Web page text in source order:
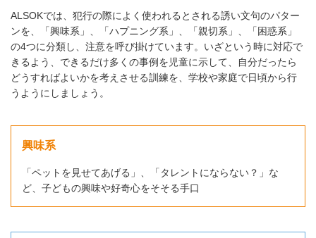
ALSOKでは、犯行の際によく使われるとされる誘い文句のパター
ンを、「興味系」、「ハプニング系」、「親切系」、「困惑系」
の4つに分類し、注意を呼び掛けています。いざという時に対応で
きるよう、できるだけ多くの事例を児童に示して、自分だったら
どうすればよいかを考えさせる訓練を、学校や家庭で日頃から行
うようにしましょう。
興味系
「ペットを見せてあげる」、「タレントにならない？」な
ど、子どもの興味や好奇心をそそる手口